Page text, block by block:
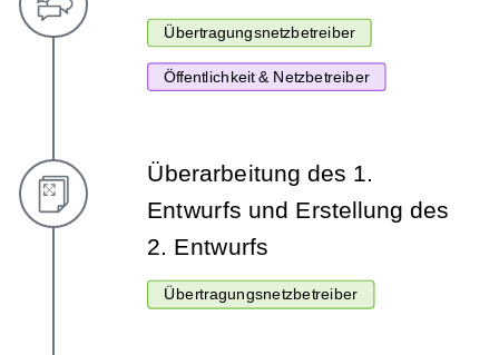
Übertragungsnetzbetreiber
Öffentlichkeit & Netzbetreiber
Überarbeitung des 1.
Entwurfs und Erstellung des
2. Entwurfs
Übertragungsnetzbetreiber